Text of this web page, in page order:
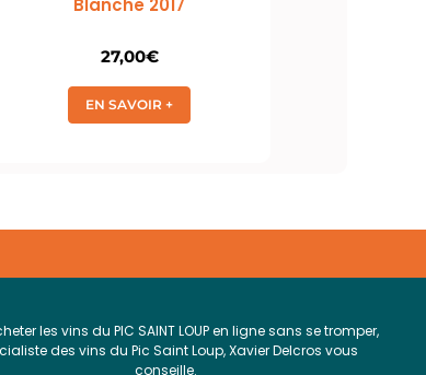
Blanche 2017
27,00€
EN SAVOIR +
les vins du PIC SAINT LOUP en ligne sans se tromper,
des vins du Pic Saint Loup, Xavier Delcros vous
conseille.